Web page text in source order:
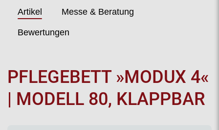
Artikel Messe & Beratung
Bewertungen
PFLEGEBETT »MODUX 4«
| MODELL 80, KLAPPBAR